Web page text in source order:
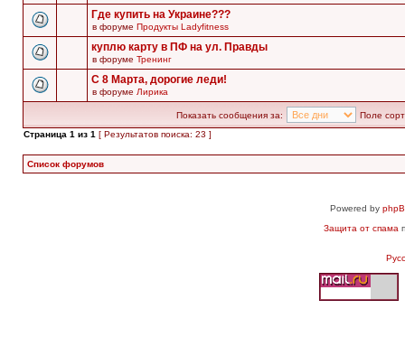
Где купить на Украине???
в форуме Продукты Ladyfitness
куплю карту в ПФ на ул. Правды
в форуме Тренинг
С 8 Марта, дорогие леди!
в форуме Лирика
Показать сообщения за:
Поле
Страница 1 из 1 [ Результатов поиска: 23 ]
Список форумов
Powered by
Защита от спама